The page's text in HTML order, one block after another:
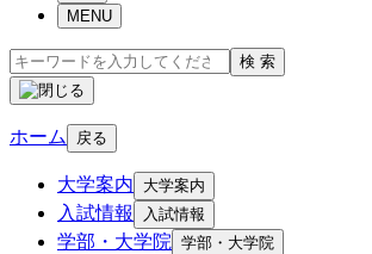
MENU
検 索
ホーム 戻る
大学案内 大学案内
入試情報 入試情報
学部・大学院 学部・大学院